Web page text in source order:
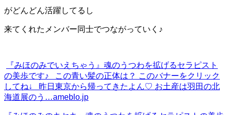
がどんどん活躍してるし
来てくれたメンバー同士でつながっていく♪
『みほのみでいえちゃう』 魂のうつわを拡げるセラピスト
の美歩です♪ この青い髪の正体は？ このバナーをクリック
してね↓ 昨日東京から帰ってきたよん♡ お土産は羽田の北
海道展のう…ameblo.jp